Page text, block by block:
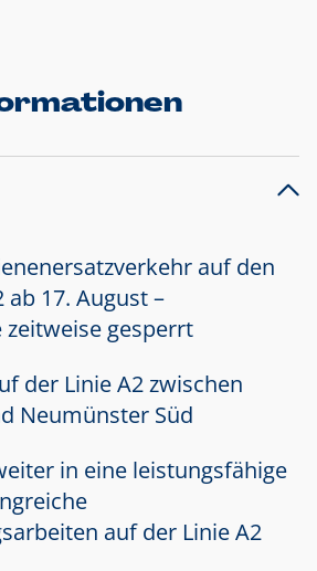
auf den
ab 17. August –
zeitweise gesperrt
der Linie A2 zwischen
Neumünster Süd
in eine leistungsfähige
auf der Linie A2